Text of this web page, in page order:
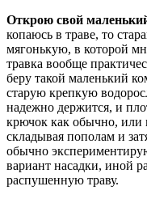
Открою свой
копаюсь в траве, то
мягонькую, в которой
травка вообще
беру такой маленький
старую крепкую
надежно держится, и
крючок как обычно, или
складывая пополам и
обычно
вариант насадки, иной
распушенную траву.